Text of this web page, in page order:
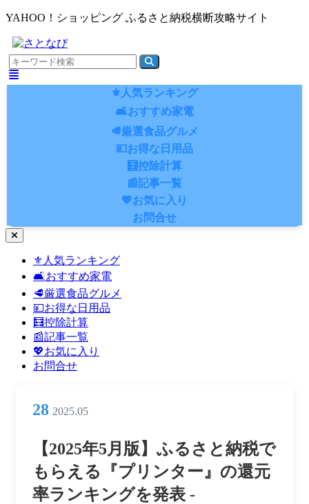
YAHOO！ショッピング ふるさと納税横断攻略サイト
⚜️人気ランキング
🛋️おすすめ家電
🥩厳選食品グルメ
💴お得な日用品
🧮控除計算
📰記事一覧
💖お気に入り
お問合せ
ナ
⚜️人気ランキング
🛋️おすすめ家電
🥩厳選食品グルメ
💴お得な日用品
🧮控除計算
📰記事一覧
💖お気に入り
お問合せ
28 2025.05
【2025年5月版】ふるさと納税で
もらえる『プリンター』の還元
率ランキングを発表 -